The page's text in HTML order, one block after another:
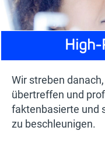
Wir streben
übertreffen und
faktenbasierte und
zu beschleunigen.